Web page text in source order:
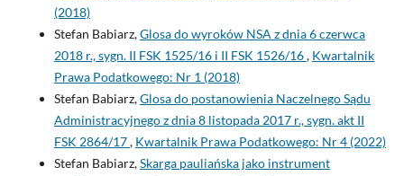
(2018)
Stefan Babiarz,Glosa do wyroków NSA z dnia 6 czerwca
2018 r., sygn. II FSK 1525/16 i II FSK 1526/16, Kwartalnik
Prawa Podatkowego: Nr 1 (2018)
Stefan Babiarz,Glosa do postanowienia Naczelnego Sądu
Administracyjnego z dnia 8 listopada 2017 r., sygn. akt II
FSK 2864/17, Kwartalnik Prawa Podatkowego: Nr 4 (2022)
Stefan Babiarz,Skarga pauliańska jako instrument